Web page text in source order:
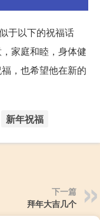
于以下的祝福话
家庭和睦，身体健
，也希望他在新的
新年祝福
下一篇
拜年大吉几个